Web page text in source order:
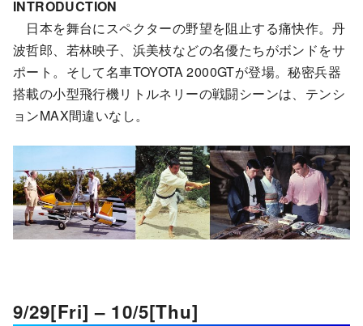
INTRODUCTION
日本を舞台にスペクターの野望を阻止する痛快作。丹
波哲郎、若林映子、浜美枝などの名優たちがボンドをサ
ポート。そして名車TOYOTA 2000GTが登場。秘密兵器
搭載の小型飛行機リトルネリーの戦闘シーンは、テンシ
ョンMAX間違いなし。
9/29[Fri] – 10/5[Thu]